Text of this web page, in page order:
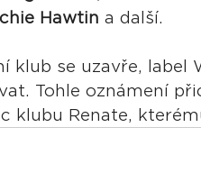
Hawtin a další.
klub se uzavře, label
Tohle oznámení
klubu Renate,